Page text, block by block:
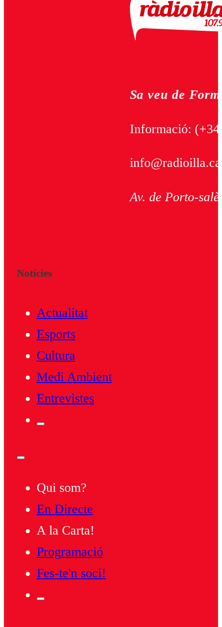
Sa veu de
Informació:
Av. de Porto-
Notícies
Actualitat
Esports
Cultura
Medi Ambient
Entrevistes
Qui som?
En Directe
A la Carta!
Programació
Fes-te'n soci!